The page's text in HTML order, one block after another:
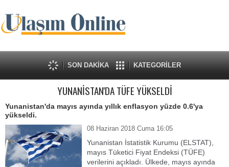
SON DAKİKA KATEGORİLER
YUNANİSTAN'DA TÜFE YÜKSELDİ
Yunanistan'da mayıs ayında yıllık enflasyon yüzde 0.6'ya
yükseldi.
08 Haziran 2018 Cuma 16:05
Yunanistan İstatistik Kurumu (ELSTAT),
mayıs Tüketici Fiyat Endeksi (TÜFE)
verilerini açıkladı. Ülkede, mayıs ayında